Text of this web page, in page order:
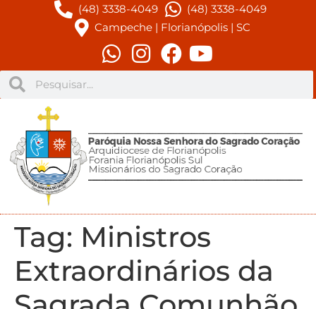
(48) 3338-4049
(48) 3338-4049
Campeche | Florianópolis | SC
Tag: Ministros
Extraordinários da